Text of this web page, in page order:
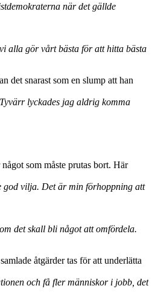
när det gällde
alla gör vårt bästa för att hitta bästa
det snarast som en slump att han
lyckades jag aldrig komma
som måste prutas bort. Här
god vilja. Det är min förhoppning att
det skall bli något att omfördela.
åtgärder tas för att underlätta
och få fler människor i jobb, det